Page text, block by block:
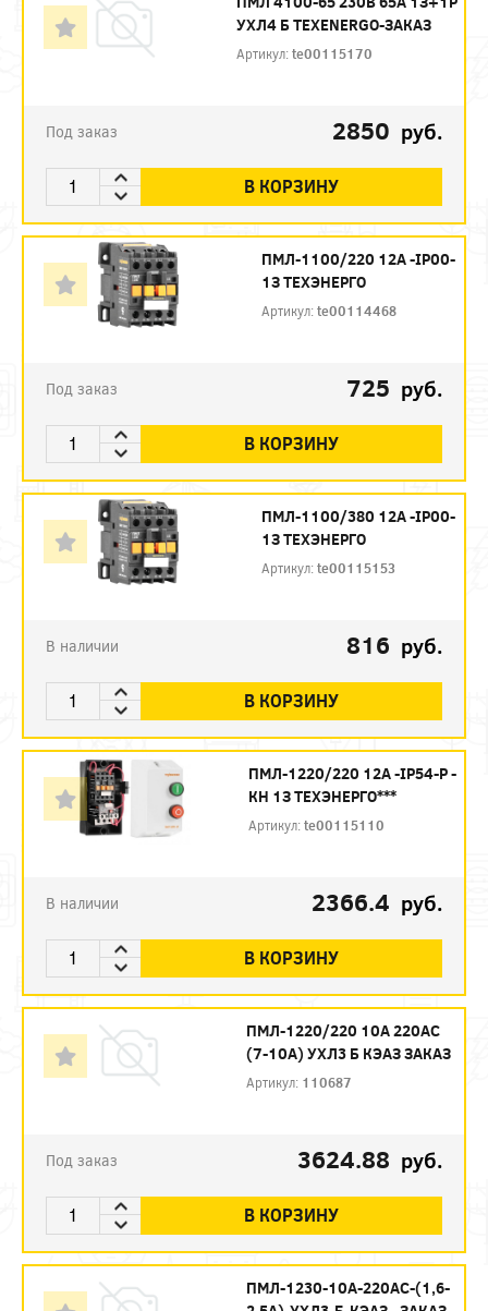
УХЛ4 Б ТЕXENERGO-ЗАКАЗ
Артикул:te00115170
Под заказ 2850 руб.
В КОРЗИНУ
ПМЛ-1100/220 12А -IP00-
1З ТЕХЭНЕРГО
Артикул:te00114468
Под заказ 725 руб.
В КОРЗИНУ
ПМЛ-1100/380 12А -IP00-
1З ТЕХЭНЕРГО
Артикул:te00115153
В наличии 816 руб.
В КОРЗИНУ
ПМЛ-1220/220 12А -IP54-Р -
КН 1З ТЕХЭНЕРГО***
Артикул:te00115110
В наличии 2366.4 руб.
В КОРЗИНУ
ПМЛ-1220/220 10А 220AC
(7-10А) УХЛ3 Б КЭАЗ ЗАКАЗ
Артикул: 110687
Под заказ 3624.88 руб.
В КОРЗИНУ
ПМЛ-1230-10А-220АС-(1,6-